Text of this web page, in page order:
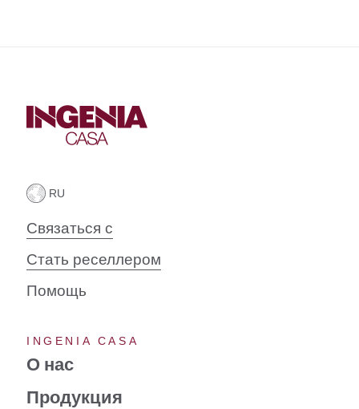
Связаться с
Стать реселлером
Помощь
INGENIA CASA
О нас
Продукция